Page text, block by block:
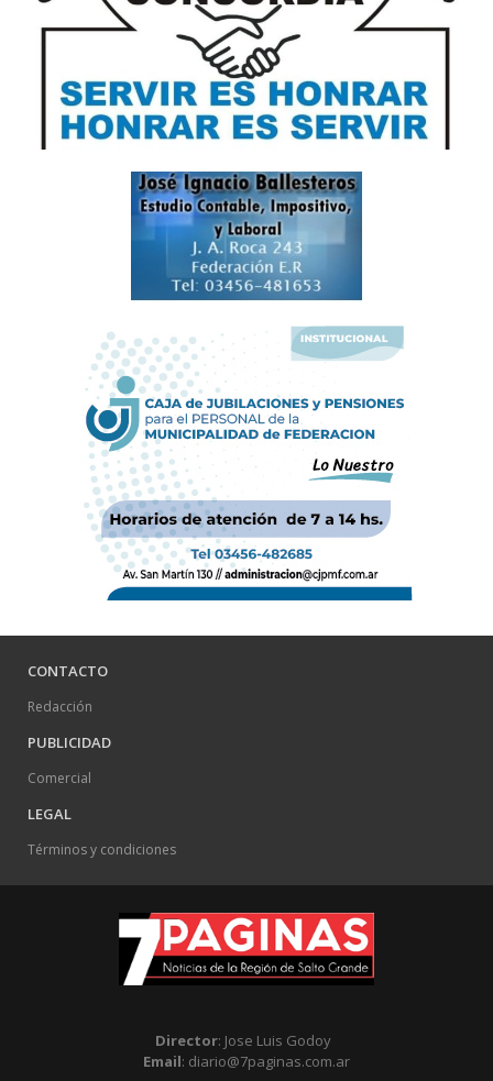
CONTACTO
Redacción
PUBLICIDAD
Comercial
LEGAL
Términos y condiciones
Director: Jose Luis Godoy
Email: diario@7paginas.com.ar